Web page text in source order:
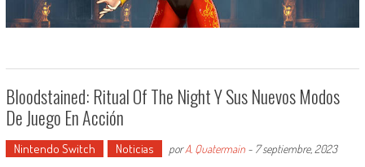
Bloodstained: Ritual Of The Night Y Sus Nuevos Modos
De Juego En Acción
Nintendo Switch Noticias porA. Quatermain- 7 septiembre, 2023